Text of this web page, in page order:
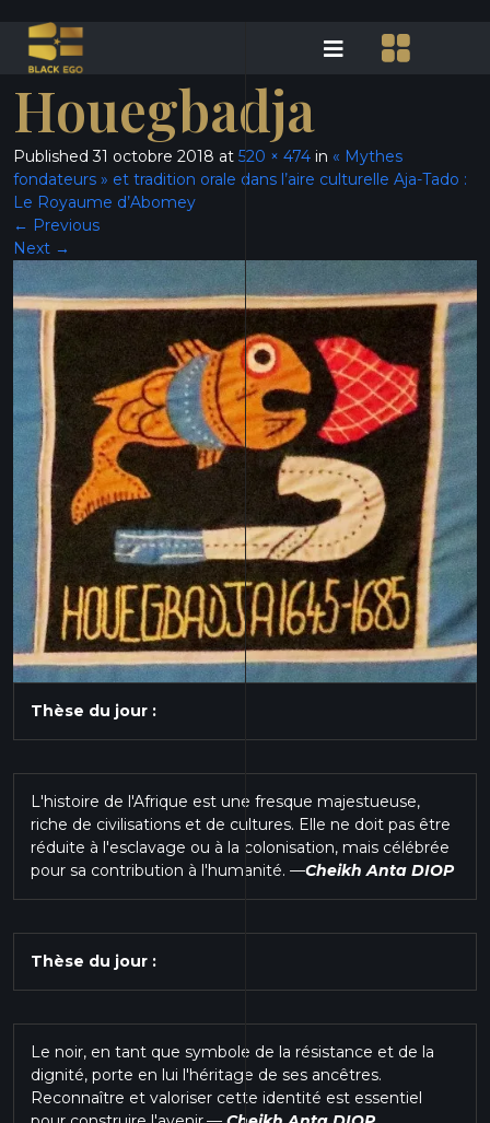
Houegbadja
Published31 octobre 2018 at 520 × 474 in « Mythes
fondateurs » et tradition orale dans l’aire culturelle Aja-Tado :
Le Royaume d’Abomey
← Previous
Next →
Thèse du jour :
L'histoire de l'Afrique est une fresque majestueuse,
riche de civilisations et de cultures. Elle ne doit pas être
réduite à l'esclavage ou à la colonisation, mais célébrée
pour sa contribution à l'humanité. —Cheikh Anta DIOP
Thèse du jour :
Le noir, en tant que symbole de la résistance et de la
dignité, porte en lui l'héritage de ses ancêtres.
Reconnaître et valoriser cette identité est essentiel